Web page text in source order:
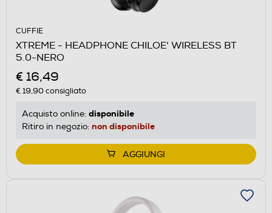
CUFFIE
XTREME - HEADPHONE CHILOE' WIRELESS BT
5.0-NERO
€ 16,49
€ 19,90consigliato
Acquisto online: disponibile
Ritiro in negozio: non disponibile
AGGIUNGI